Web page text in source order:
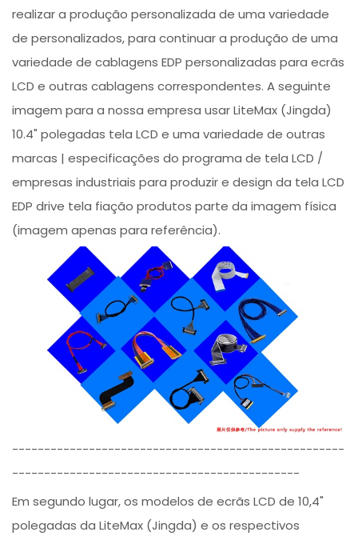
realizar a produção personalizada de uma variedade
de personalizados, para continuar a produção de uma
variedade de cablagens EDP personalizadas para ecrãs
LCD e outras cablagens correspondentes. A seguinte
imagem para a nossa empresa usar LiteMax (Jingda)
10.4" polegadas tela LCD e uma variedade de outras
marcas | especificações do programa de tela LCD /
empresas industriais para produzir e design da tela LCD
EDP drive tela fiação produtos parte da imagem física
(imagem apenas para referência).
----------------------------------------------------
---------------------------------------------
Em segundo lugar, os modelos de ecrãs LCD de 10,4"
polegadas da LiteMax (Jingda) e os respectivos